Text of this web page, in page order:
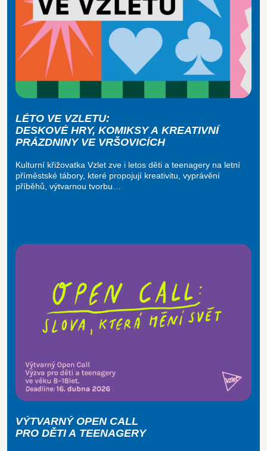
LÉTO VE VZLETU:
DESKOVÉ HRY, KOMIKSY A KREATIVNÍ
PRÁZDNINY VE VRŠOVICÍCH
Kulturní křižovatka Vzlet zve i letos děti a teenagery na letní
příměstské tábory, které propojují kreativitu, vyprávění
příběhů, výtvarnou tvorbu…
VÝTVARNÝ OPEN CALL
PRO DĚTI A TEENAGERY